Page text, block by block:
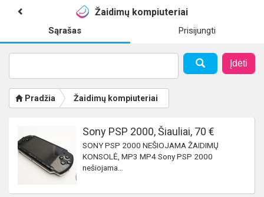
Žaidimų kompiuteriai
Sąrašas Prisijungti
Įdėti
Pradžia Žaidimų kompiuteriai
Sony PSP 2000, Šiauliai, 70 €
SONY PSP 2000 NEŠIOJAMA ŽAIDIMŲ
KONSOLĖ, MP3 MP4 Sony PSP 2000
nešiojama...